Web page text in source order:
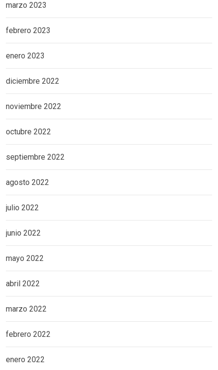
marzo 2023
febrero 2023
enero 2023
diciembre 2022
noviembre 2022
octubre 2022
septiembre 2022
agosto 2022
julio 2022
junio 2022
mayo 2022
abril 2022
marzo 2022
febrero 2022
enero 2022